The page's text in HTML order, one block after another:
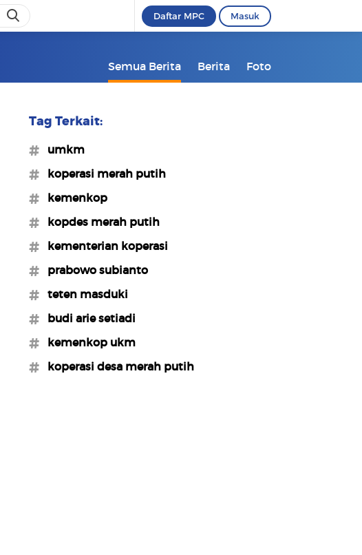
Daftar MPC Masuk
Semua Berita Berita Foto
Tag Terkait:
#umkm
#koperasi merah putih
#kemenkop
#kopdes merah putih
#kementerian koperasi
#prabowo subianto
#teten masduki
#budi arie setiadi
#kemenkop ukm
#koperasi desa merah putih